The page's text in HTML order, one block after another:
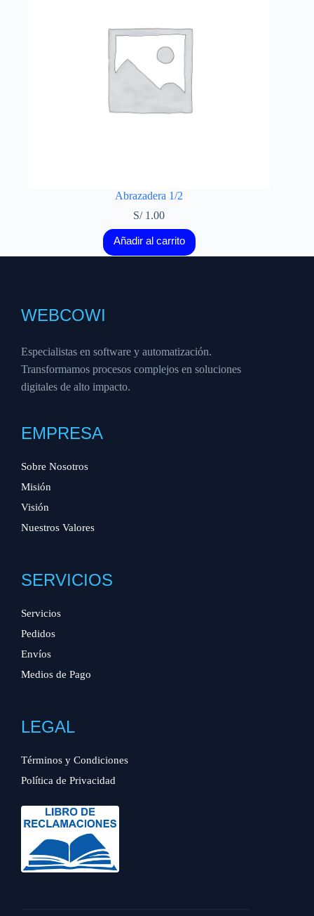
Abrazadera 1/2
S/1.00
Añadir al carrito
WEBCOWI
Especialistas en software y automatización.
Transformamos procesos complejos en soluciones
digitales de alto impacto.
EMPRESA
Sobre Nosotros
Misión
Visión
Nuestros Valores
SERVICIOS
Servicios
Pedidos
Envíos
Medios de Pago
LEGAL
Términos y Condiciones
Política de Privacidad